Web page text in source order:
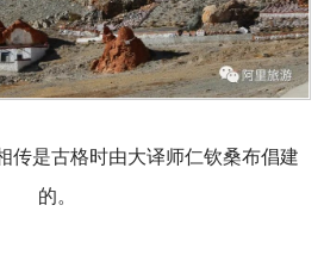
传是古格时由大译师仁钦桑布倡建
的。